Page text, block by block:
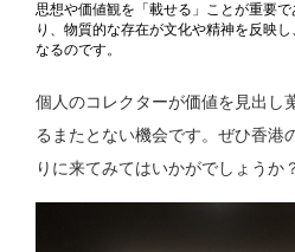
思想や価値観を「載せる」ことが重要
り、物質的な存在が文化や精神を反映
なるのです。
個人のコレクターが価値を見出し
るまたとない機会です。ぜひ香港
りに来てみてはいかがでしょうか